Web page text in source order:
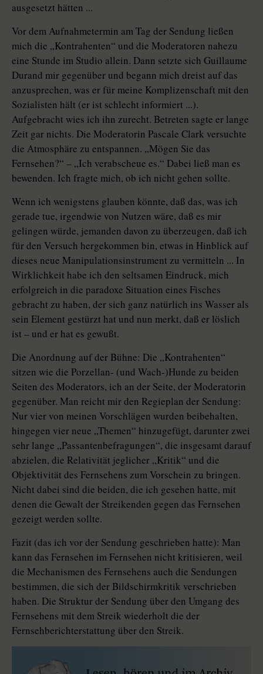
ausgesetzt hätten ...
Vor dem Aufnahmetermin am Tag der Sendung ließen
mich die „Kontrahenten“ und die Moderatoren nahezu
eine Stunde im Studio allein. Dann setzte sich Guillaume
Durand mir gegenüber und begann mich dreist auf das
anzusprechen, was er für meine Komplizenschaft mit den
Sozialisten hält (er ist schlecht informiert ...).
Aufgebracht wies ich ihn zurecht. Betreten sagte er lange
Zeit gar nichts. Die Moderatorin Pascale Clark versuchte
die Atmosphäre zu entspannen. „Mögen Sie das
Fernsehen?“ – „Ich verabscheue es.“ Dabei ließ man es
bewenden. Ich fragte mich, ob ich nicht gehen sollte.
Wenn ich wenigstens glauben könnte, daß das, was ich
gerade tue, irgendwie von Nutzen wäre, daß es mir
gelingen würde, jemanden davon zu überzeugen, daß ich
für den Versuch hergekommen bin, etwas in Hinblick auf
dieses neue Manipulationsinstrument zu vermitteln ... In
Wirklichkeit habe ich den seltsamen Eindruck, mich
erfolgreich in die paradoxe Situation eines Fisches
gebracht zu haben, der sich ganz natürlich ins Wasser als
sein Element gestürzt hat und nun merkt, daß er löslich
ist – und er hat es gewußt.
Die Anordnung auf der Bühne: Die „Kontrahenten“
sitzen wie die Porzellan- (und Wach-)Hunde zu beiden
Seiten des Moderators, ich an der Seite, der Moderatorin
gegenüber. Man reicht mir den Regieplan der Sendung:
Nur vier von meinen Vorschlägen wurden beibehalten,
hingegen vier neue „Themen“ hinzugefügt, darunter zwei
sehr lange „Passantenbefragungen“, die insgesamt darauf
abzielen, die Relativität jeglicher „Kritik“ und die
Objektivität des Fernsehens zum Vorschein zu bringen.
Nicht dabei sind die beiden, die ich gesehen hatte, mit
denen die Gewalt der Streikenden gegen das Fernsehen
gezeigt werden sollte.
Fazit (das ich vor der Sendung geschrieben hatte): Man
kann das Fernsehen im Fernsehen nicht kritisieren, weil
die Mechanismen des Fernsehens auch die Sendungen
bestimmen, die sich der Bildschirmkritik verschrieben
haben. Die Struktur der Sendung über den Umgang des
Fernsehens mit dem Streik wiederholt die der
Fernsehberichterstattung über den Streik.